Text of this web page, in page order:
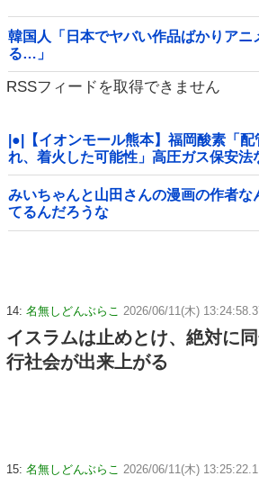
韓国人「日本でヤバい作品ばかりアニ
る…」
RSSフィードを取得できません
|●|【イオンモール熊本】福岡酸素「
れ、着火した可能性」高圧ガス保安法
省に報告
みいちゃんと山田さんの漫画の作者な
てるんだろうな
14: 名無しどんぶらこ 2026/06/11(木)
イスラムは止めとけ、絶対に
行社会が出来上がる
15: 名無しどんぶらこ 2026/06/11(木)